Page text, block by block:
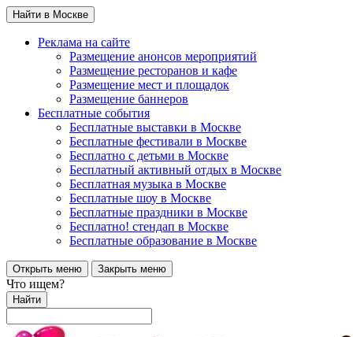
Найти в Москве
Реклама на сайте
Размещение анонсов мероприятий
Размещение ресторанов и кафе
Размещение мест и площадок
Размещение баннеров
Бесплатные события
Бесплатные выставки в Москве
Бесплатные фестивали в Москве
Бесплатно с детьми в Москве
Бесплатный активный отдых в Москве
Бесплатная музыка в Москве
Бесплатные шоу в Москве
Бесплатные праздники в Москве
Бесплатно! стендап в Москве
Бесплатные образование в Москве
Открыть меню Закрыть меню
Что ищем?
Найти